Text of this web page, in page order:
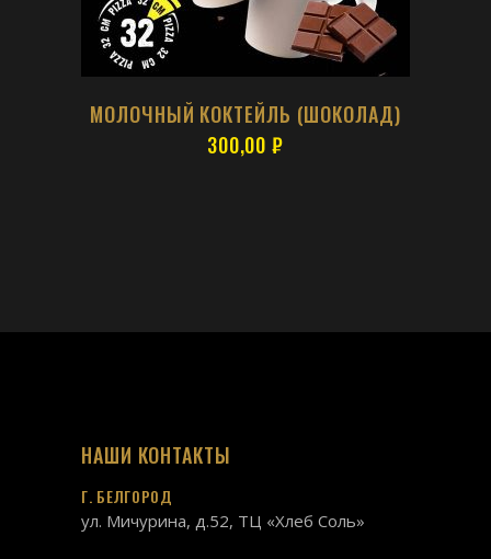
МОЛОЧНЫЙ КОКТЕЙЛЬ (ШОКОЛАД)
300,00₽
НАШИ КОНТАКТЫ
Г. БЕЛГОРОД
ул. Мичурина, д.52, ТЦ «Хлеб Соль»